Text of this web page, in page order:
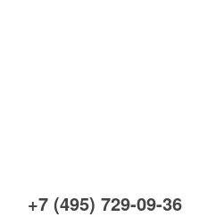
+7 (495) 729-09-36